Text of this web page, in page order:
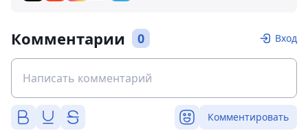
Комментарии 0 Вход
Комментировать